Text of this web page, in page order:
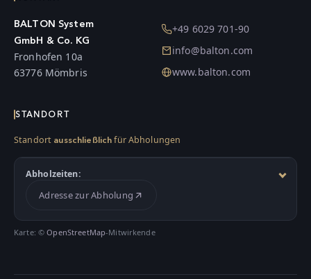
BALTON System
GmbH & Co. KG
Fronhofen 10a
63776 Mömbris
+49 6029 701-90
info@balton.com
www.balton.com
STANDORT
Standort ausschließlich für Abholungen
Abholzeiten:
Adresse zur Abholung
Karte: ©OpenStreetMap-Mitwirkende